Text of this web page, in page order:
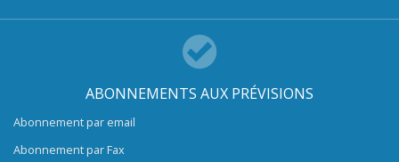
ABONNEMENTS AUX PRÉVISIONS
Abonnement par email
Abonnement par Fax